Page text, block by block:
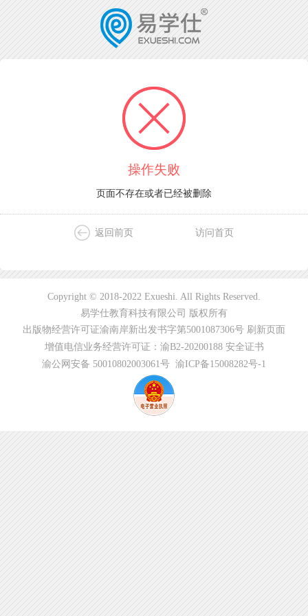
操作失败
页面不存在或者已经被删除
返回前页 访问首页
Copyright © 2018-2022 Exueshi. All Rights Reserved.
易学仕教育科技有限公司 版权所有
出版物经营许可证渝南岸新出发书字第5001087306号 刷新页面
增值电信业务经营许可证：渝B2-20200188 安全证书
渝公网安备 50010802003061号 渝ICP备15008282号-1